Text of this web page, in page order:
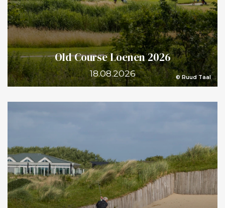
© Ruud Taal
Old Course Loenen 2026
18.08.2026